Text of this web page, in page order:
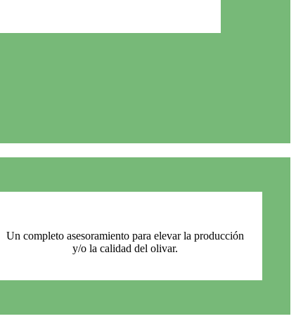
Un completo asesoramiento para elevar la producción
y/o la calidad del olivar.